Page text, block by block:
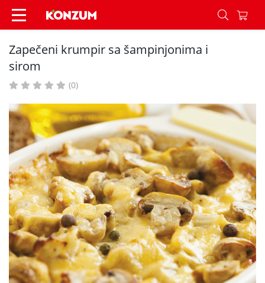
Zapečeni krumpir sa šampinjonima i sirom -
Zapečeni krumpir sa šampinjonima i
sirom
(0)